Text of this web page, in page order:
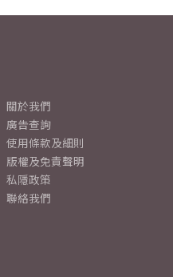
關於我們
廣告查詢
使用條款及細則
版權及免責聲明
私隱政策
聯絡我們